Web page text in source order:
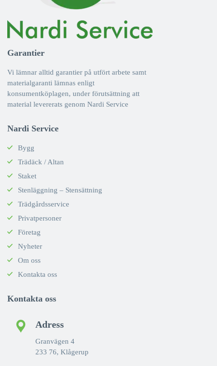
Garantier
Vi lämnar alltid garantier på utfört arbete samt
materialgaranti lämnas enligt
konsumentköplagen, under förutsättning att
material levererats genom Nardi Service
Nardi Service
Bygg
Trädäck / Altan
Staket
Stenläggning – Stensättning
Trädgårdsservice
Privatpersoner
Företag
Nyheter
Om oss
Kontakta oss
Kontakta oss
Adress
Granvägen 4
233 76, Klågerup